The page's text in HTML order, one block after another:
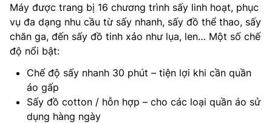
Máy được trang bị 16 chương trình sấy linh hoạt, phục
vụ đa dạng nhu cầu từ sấy nhanh, sấy đồ thể thao, sấy
chăn ga, đến sấy đồ tinh xảo như lụa, len… Một số chế
độ nổi bật:
Chế độ sấy nhanh 30 phút – tiện lợi khi cần quần
áo gấp
Sấy đồ cotton / hỗn hợp – cho các loại quần áo sử
dụng hàng ngày